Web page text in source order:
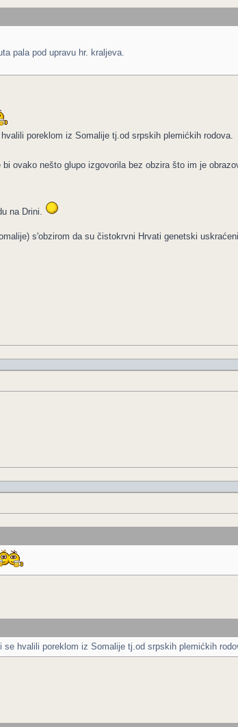
pala pod upravu hr. kraljeva.
poreklom iz Somalije tj.od srpskih plemićkih rodova.
ovako nešto glupo izgovorila bez obzira što im je
na Drini.
s'obzirom da su čistokrvni Hrvati genetski
hvalili poreklom iz Somalije tj.od srpskih plemićkih